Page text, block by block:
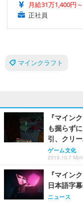
月給31万1,400円
正社員
マインクラフト
『マイン
も掘らず
引、クリ
ゲーム文化
2019.10.7
『マイン
日本語字
ニュース